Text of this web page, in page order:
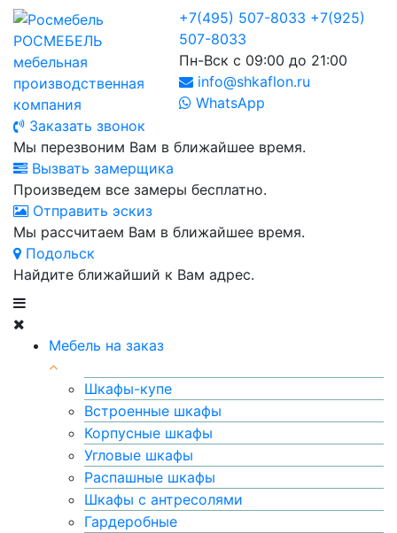
РОСМЕБЕЛЬ
мебельная
производственная
компания
+7(495) 507-8033 +7(925)
507-8033
Пн-Вск с 09:00 до 21:00
info@shkaflon.ru
WhatsApp
Заказать звонок
Мы перезвоним Вам в ближайшее время.
Вызвать замерщика
Произведем все замеры бесплатно.
Отправить эскиз
Мы рассчитаем Вам в ближайшее время.
Подольск
Найдите ближайший к Вам адрес.
Мебель на заказ
Шкафы-купе
Встроенные шкафы
Корпусные шкафы
Угловые шкафы
Распашные шкафы
Шкафы с антресолями
Гардеробные